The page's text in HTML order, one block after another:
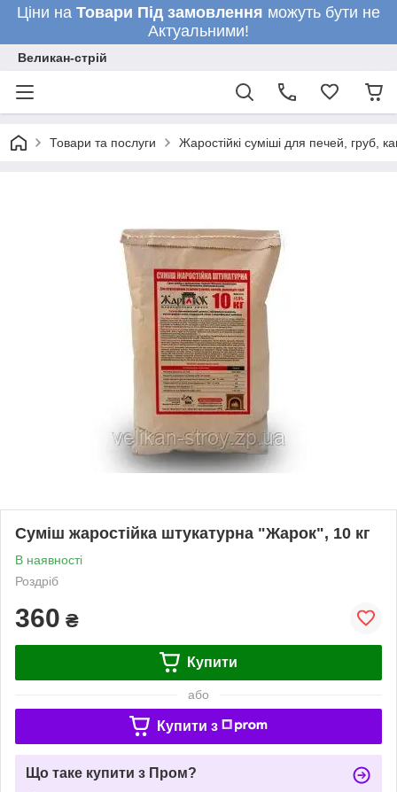
Ціни на Товари Під замовлення можуть бути не
Актуальними!
Великан-стрій
Товари та послуги Жаростійкі суміші для печей, груб,
Суміш жаростійка штукатурна "Жарок", 10 кг
В наявності
Роздріб
360 ₴
Купити
або
Купити з
Що таке купити з Пром?